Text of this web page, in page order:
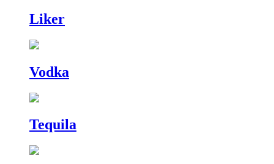
Liker
Vodka
Tequila